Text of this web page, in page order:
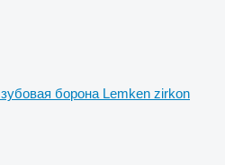
зубовая борона Lemken zirkon